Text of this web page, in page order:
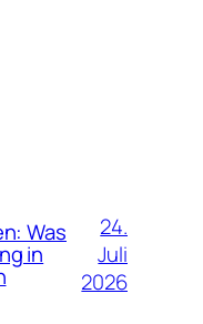
Was
in
24.
Juli
2026